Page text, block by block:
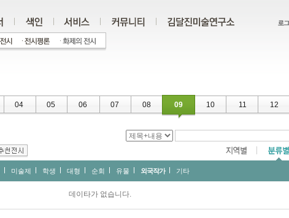
04 05 06 07 08 09 10 11 12
미술제 학생 대형 순회 유물 외국작가 기타
데이타가 없습니다.